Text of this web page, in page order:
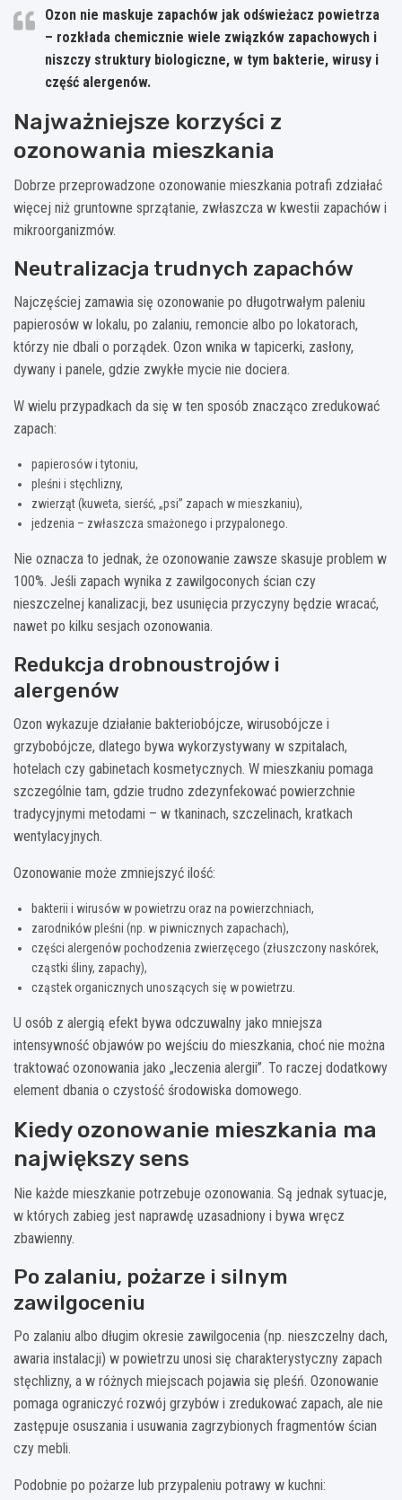
Ozon nie maskuje zapachów jak odświeżacz powietrza
– rozkłada chemicznie wiele związków zapachowych i
niszczy struktury biologiczne, w tym bakterie, wirusy i
część alergenów.
Najważniejsze korzyści z
ozonowania mieszkania
Dobrze przeprowadzone ozonowanie mieszkania potrafi zdziałać
więcej niż gruntowne sprzątanie, zwłaszcza w kwestii zapachów i
mikroorganizmów.
Neutralizacja trudnych zapachów
Najczęściej zamawia się ozonowanie po długotrwałym paleniu
papierosów w lokalu, po zalaniu, remoncie albo po lokatorach,
którzy nie dbali o porządek. Ozon wnika w tapicerki, zasłony,
dywany i panele, gdzie zwykłe mycie nie dociera.
W wielu przypadkach da się w ten sposób znacząco zredukować
zapach:
papierosów i tytoniu,
pleśni i stęchlizny,
zwierząt (kuweta, sierść, „psi” zapach w mieszkaniu),
jedzenia – zwłaszcza smażonego i przypalonego.
Nie oznacza to jednak, że ozonowanie zawsze skasuje problem w
100%. Jeśli zapach wynika z zawilgoconych ścian czy
nieszczelnej kanalizacji, bez usunięcia przyczyny będzie wracać,
nawet po kilku sesjach ozonowania.
Redukcja drobnoustrojów i
alergenów
Ozon wykazuje działanie bakteriobójcze, wirusobójcze i
grzybobójcze, dlatego bywa wykorzystywany w szpitalach,
hotelach czy gabinetach kosmetycznych. W mieszkaniu pomaga
szczególnie tam, gdzie trudno zdezynfekować powierzchnie
tradycyjnymi metodami – w tkaninach, szczelinach, kratkach
wentylacyjnych.
Ozonowanie może zmniejszyć ilość:
bakterii i wirusów w powietrzu oraz na powierzchniach,
zarodników pleśni (np. w piwnicznych zapachach),
części alergenów pochodzenia zwierzęcego (złuszczony naskórek,
cząstki śliny, zapachy),
cząstek organicznych unoszących się w powietrzu.
U osób z alergią efekt bywa odczuwalny jako mniejsza
intensywność objawów po wejściu do mieszkania, choć nie można
traktować ozonowania jako „leczenia alergii”. To raczej dodatkowy
element dbania o czystość środowiska domowego.
Kiedy ozonowanie mieszkania ma
największy sens
Nie każde mieszkanie potrzebuje ozonowania. Są jednak sytuacje,
w których zabieg jest naprawdę uzasadniony i bywa wręcz
zbawienny.
Po zalaniu, pożarze i silnym
zawilgoceniu
Po zalaniu albo długim okresie zawilgocenia (np. nieszczelny dach,
awaria instalacji) w powietrzu unosi się charakterystyczny zapach
stęchlizny, a w różnych miejscach pojawia się pleśń. Ozonowanie
pomaga ograniczyć rozwój grzybów i zredukować zapach, ale nie
zastępuje osuszania i usuwania zagrzybionych fragmentów ścian
czy mebli.
Podobnie po pożarze lub przypaleniu potrawy w kuchni: